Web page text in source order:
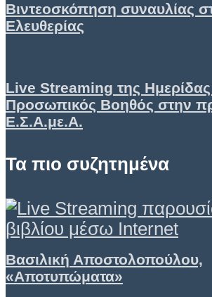
Βιντεοσκόπηση συναυλίας
Ελευθερίας
Live Streaming της
Προσωπικός Βοηθός στην
Ε.Σ.Α.με.Α.
Τα πιο συζητημένα
Βασιλική Αποστολοπούλου,
«Αποτυπώματα»